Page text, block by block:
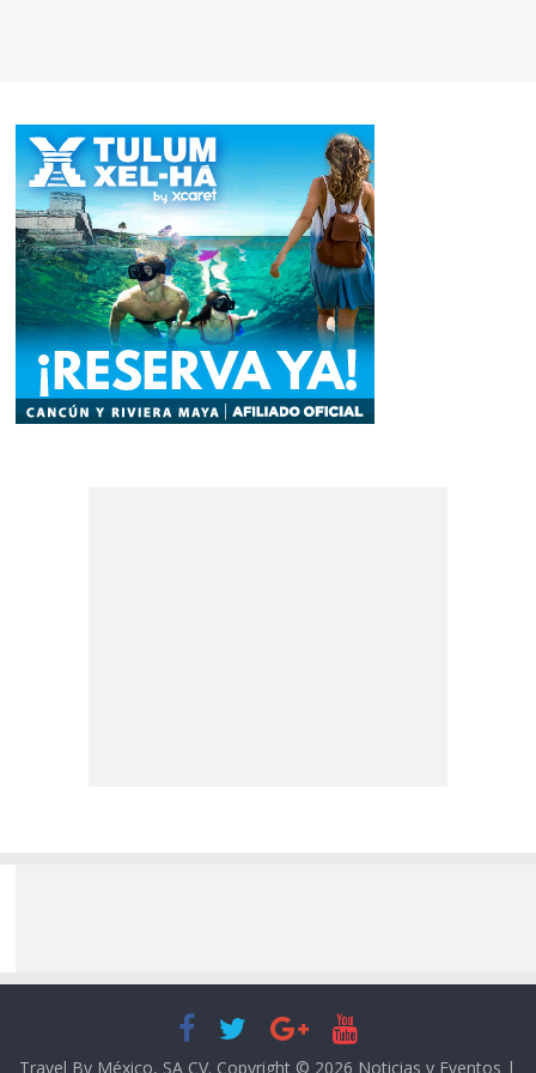
Travel By México, SA CV. Copyright © 2026 Noticias y Eventos |